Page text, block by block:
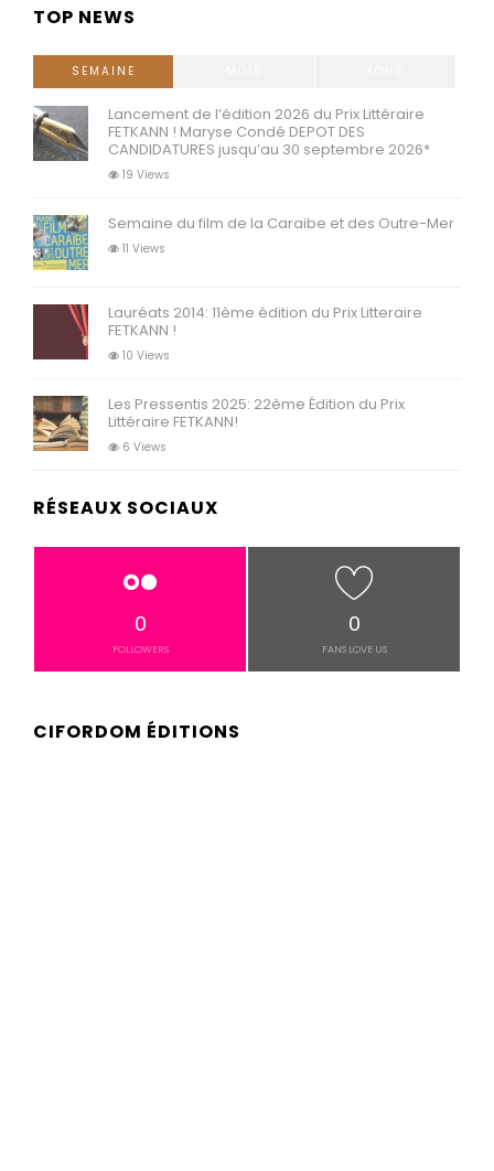
TOP NEWS
SEMAINE
Lancement de l’édition 2026 du Prix Littéraire
FETKANN ! Maryse Condé DEPOT DES
CANDIDATURES jusqu’au 30 septembre 2026*
19 Views
Semaine du film de la Caraibe et des Outre-Mer
11 Views
Lauréats 2014: 11ème édition du Prix Litteraire
FETKANN !
10 Views
Les Pressentis 2025: 22ème Édition du Prix
Littéraire FETKANN!
6 Views
RÉSEAUX SOCIAUX
0
FOLLOWERS
0
FANS LOVE US
CIFORDOM ÉDITIONS